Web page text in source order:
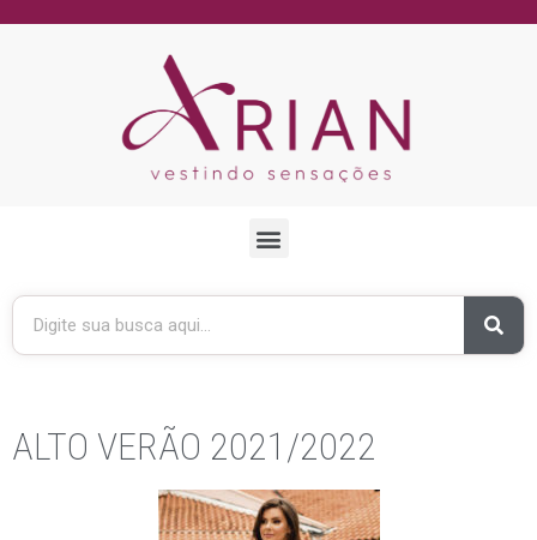
ALTO VERÃO 2021/2022